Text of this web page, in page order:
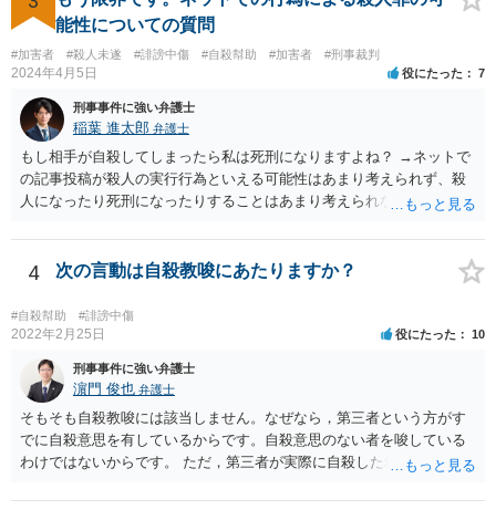
能性についての質問
#加害者 #殺人未遂 #誹謗中傷 #自殺幇助 #加害者 #刑事裁判
2024年4月5日 役にたった 7
刑事事件に強い弁護士
稲葉 進太郎 弁護士
もし相手が自殺してしまったら私は死刑になりますよね？ →ネットで
の記事投稿が殺人の実行行為といえる可能性はあまり考えられず、殺
人になったり死刑になったりすることはあまり考えられないように思
4 次の言動は自殺教唆にあたりますか？
#自殺幇助 #誹謗中傷
2022年2月25日 役にたった 10
刑事事件に強い弁護士
濵門 俊也 弁護士
そもそも自殺教唆には該当しません。なぜなら，第三者という方がす
でに自殺意思を有しているからです。自殺意思のない者を唆している
わけではないからです。 ただ，第三者が実際に自殺した場合，あなた